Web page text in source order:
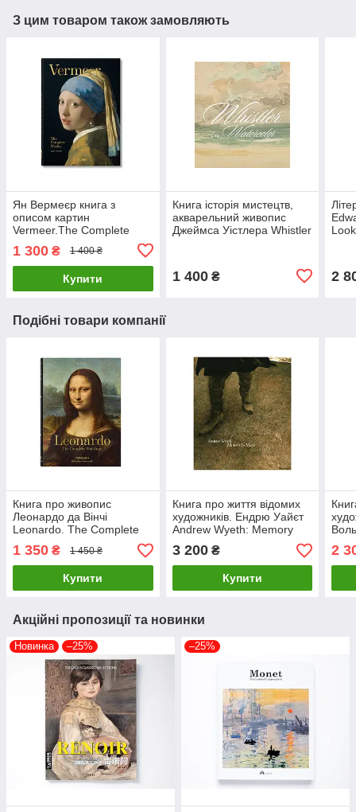
З цим товаром також замовляють
Ян Вермеєр книга з
описом картин
Vermeer.The Complete
Works. Karl Schutz Великі
художники книги про
живопис
1 300 ₴ 1 400 ₴
Купити
Книга історія мистецтв,
акварельний живопис
Джеймса Уістлера Whistler
1 400₴ 2
Подібні товари компанії
Книга про живопис
Леонардо да Вінчі
Leonardo. The Complete
Paintings. Frank Zoellner
Великі художники книги
1 350 ₴ 1 450 ₴
Купити
Книга про життя відомих
художників. Ендрю Уайєт
Andrew Wyeth: Memory
and Magic живопис книги
для художників
3 200₴
Купити
2
Акційні пропозиції та новинки
Новинка –25% –25%